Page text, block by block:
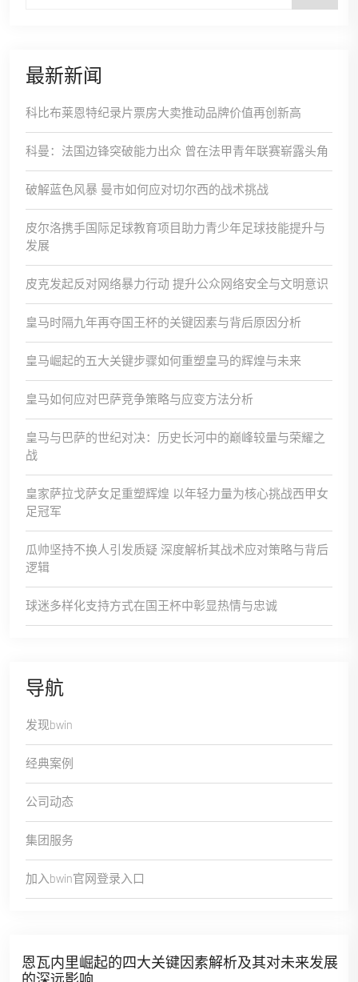
最新新闻
科比布莱恩特纪录片票房大卖推动品牌价值再创新高
科曼：法国边锋突破能力出众 曾在法甲青年联赛崭露头角
破解蓝色风暴 曼市如何应对切尔西的战术挑战
皮尔洛携手国际足球教育项目助力青少年足球技能提升与
发展
皮克发起反对网络暴力行动 提升公众网络安全与文明意识
皇马时隔九年再夺国王杯的关键因素与背后原因分析
皇马崛起的五大关键步骤如何重塑皇马的辉煌与未来
皇马如何应对巴萨竞争策略与应变方法分析
皇马与巴萨的世纪对决：历史长河中的巅峰较量与荣耀之
战
皇家萨拉戈萨女足重塑辉煌 以年轻力量为核心挑战西甲女
足冠军
瓜帅坚持不换人引发质疑 深度解析其战术应对策略与背后
逻辑
球迷多样化支持方式在国王杯中彰显热情与忠诚
导航
发现bwin
经典案例
公司动态
集团服务
加入bwin官网登录入口
恩瓦内里崛起的四大关键因素解析及其对未来发展